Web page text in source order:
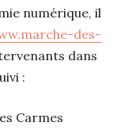
numérique, il
des-
dans
:
Carmes